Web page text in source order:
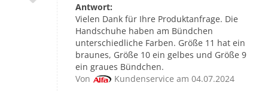
Antwort:
Vielen Dank für Ihre Produktanfrage. Die
Handschuhe haben am Bündchen
unterschiedliche Farben. Größe 11 hat ein
braunes, Größe 10 ein gelbes und Größe 9
ein graues Bündchen.
Von
Kundenservice am 04.07.2024